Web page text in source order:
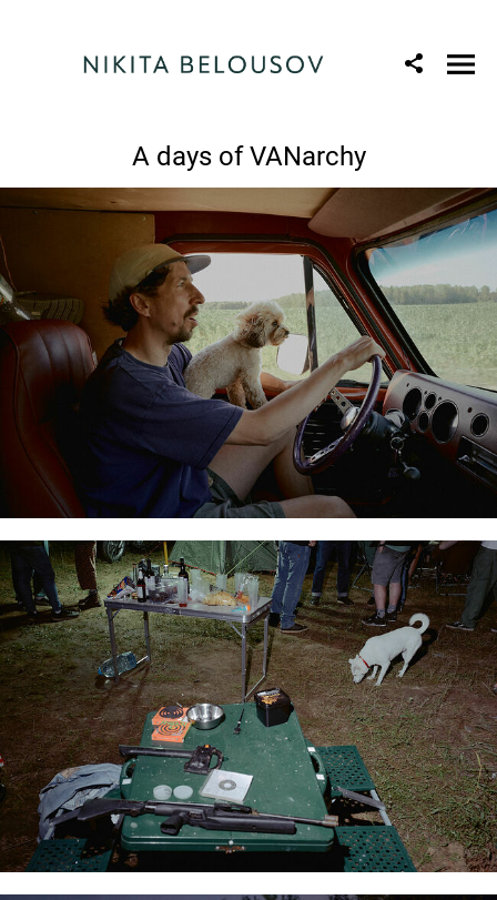
A days of VANarchy